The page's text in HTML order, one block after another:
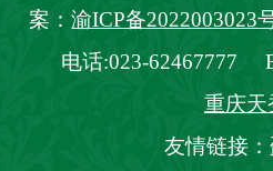
案：渝ICP备2022003023
电话:023-62467777
重庆天
友情链接：